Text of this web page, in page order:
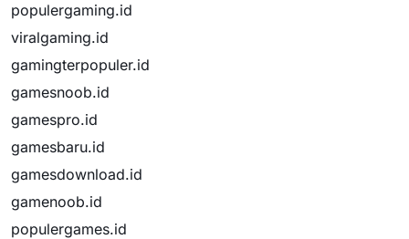
populergaming.id
viralgaming.id
gamingterpopuler.id
gamesnoob.id
gamespro.id
gamesbaru.id
gamesdownload.id
gamenoob.id
populergames.id